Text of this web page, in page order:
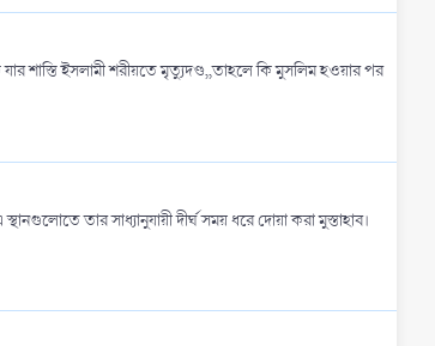
শাস্তি ইসলামী শরীয়তে মৃত্যুদণ্ড,,তাহলে কি মুসলিম হওয়ার পর
তার সাধ্যানুযায়ী দীর্ঘ সময় ধরে দোয়া করা মুস্তাহাব।